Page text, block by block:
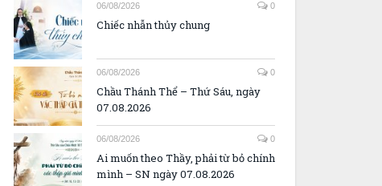
06/08/2026 0
Chiếc nhẫn thủy chung
06/08/2026 0
Chầu Thánh Thể – Thứ Sáu, ngày
07.08.2026
06/08/2026 0
Ai muốn theo Thầy, phải từ bỏ chính
mình – SN ngày 07.08.2026